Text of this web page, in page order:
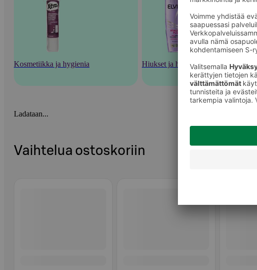
Kosmetiikka ja hygienia Hiukset ja hiustenhoito
Ladataan...
Vaihtelua ostoskoriin